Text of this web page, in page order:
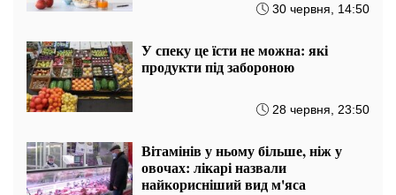
30 червня, 14:50
У спеку це їсти не можна: які
продукти під забороною
28 червня, 23:50
Вітамінів у ньому більше, ніж у
овочах: ​​лікарі назвали
найкорисніший вид м'яса